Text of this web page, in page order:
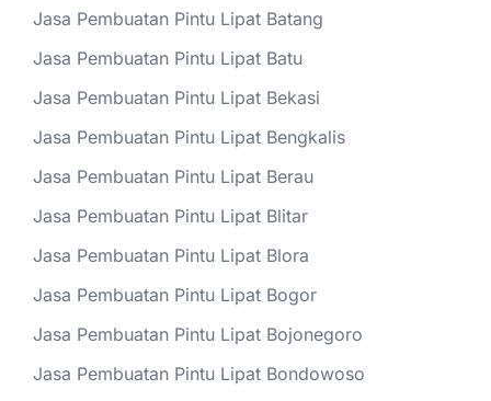
Jasa Pembuatan Pintu Lipat Batang
Jasa Pembuatan Pintu Lipat Batu
Jasa Pembuatan Pintu Lipat Bekasi
Jasa Pembuatan Pintu Lipat Bengkalis
Jasa Pembuatan Pintu Lipat Berau
Jasa Pembuatan Pintu Lipat Blitar
Jasa Pembuatan Pintu Lipat Blora
Jasa Pembuatan Pintu Lipat Bogor
Jasa Pembuatan Pintu Lipat Bojonegoro
Jasa Pembuatan Pintu Lipat Bondowoso